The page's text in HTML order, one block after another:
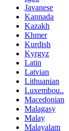
Javanese
Kannada
Kazakh
Khmer
Kurdish
Kyrgyz
Latin
Latvian
Lithuanian
Luxembou..
Macedonian
Malagasy
Malay
Malayalam